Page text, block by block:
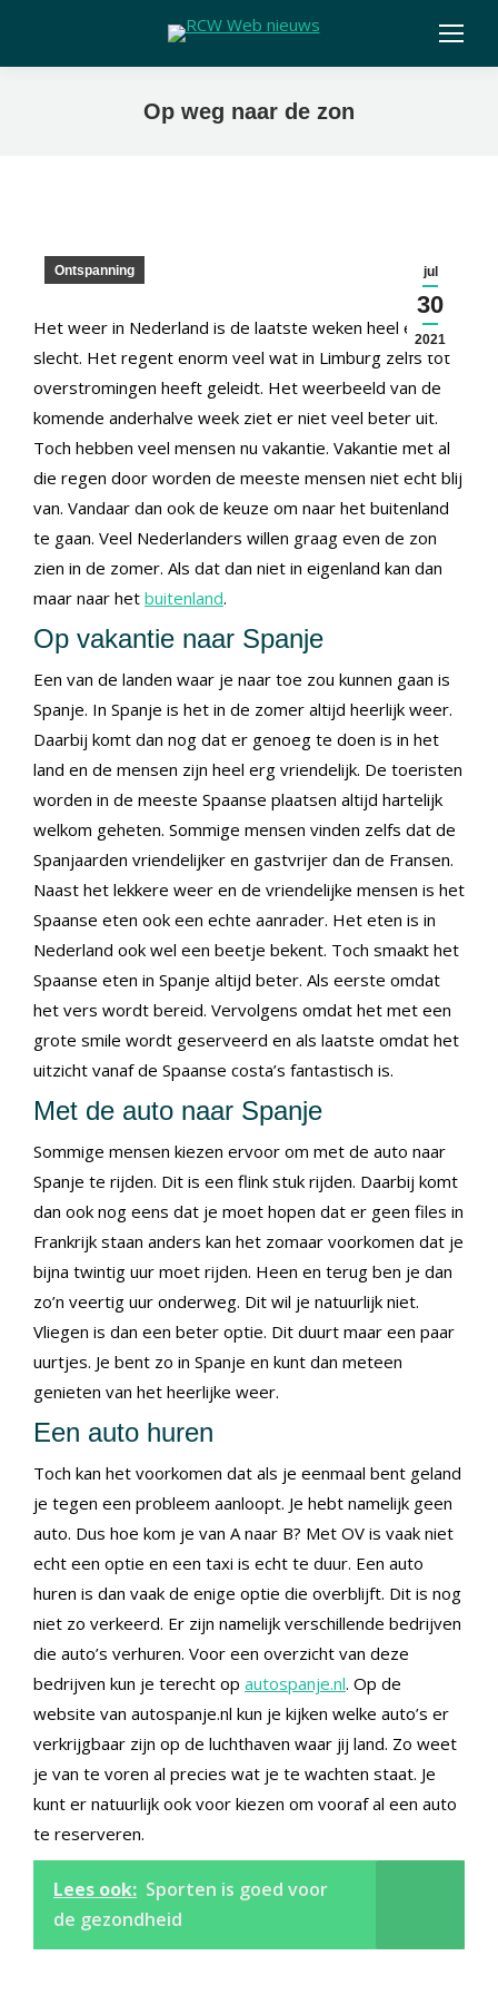
Op weg naar de zon
jul
30
2021
Ontspanning
Het weer in Nederland is de laatste weken heel erg
slecht. Het regent enorm veel wat in Limburg zelfs tot
overstromingen heeft geleidt. Het weerbeeld van de
komende anderhalve week ziet er niet veel beter uit.
Toch hebben veel mensen nu vakantie. Vakantie met al
die regen door worden de meeste mensen niet echt blij
van. Vandaar dan ook de keuze om naar het buitenland
te gaan. Veel Nederlanders willen graag even de zon
zien in de zomer. Als dat dan niet in eigenland kan dan
maar naar het buitenland.
Op vakantie naar Spanje
Een van de landen waar je naar toe zou kunnen gaan is
Spanje. In Spanje is het in de zomer altijd heerlijk weer.
Daarbij komt dan nog dat er genoeg te doen is in het
land en de mensen zijn heel erg vriendelijk. De toeristen
worden in de meeste Spaanse plaatsen altijd hartelijk
welkom geheten. Sommige mensen vinden zelfs dat de
Spanjaarden vriendelijker en gastvrijer dan de Fransen.
Naast het lekkere weer en de vriendelijke mensen is het
Spaanse eten ook een echte aanrader. Het eten is in
Nederland ook wel een beetje bekent. Toch smaakt het
Spaanse eten in Spanje altijd beter. Als eerste omdat
het vers wordt bereid. Vervolgens omdat het met een
grote smile wordt geserveerd en als laatste omdat het
uitzicht vanaf de Spaanse costa’s fantastisch is.
Met de auto naar Spanje
Sommige mensen kiezen ervoor om met de auto naar
Spanje te rijden. Dit is een flink stuk rijden. Daarbij komt
dan ook nog eens dat je moet hopen dat er geen files in
Frankrijk staan anders kan het zomaar voorkomen dat je
bijna twintig uur moet rijden. Heen en terug ben je dan
zo’n veertig uur onderweg. Dit wil je natuurlijk niet.
Vliegen is dan een beter optie. Dit duurt maar een paar
uurtjes. Je bent zo in Spanje en kunt dan meteen
genieten van het heerlijke weer.
Een auto huren
Toch kan het voorkomen dat als je eenmaal bent geland
je tegen een probleem aanloopt. Je hebt namelijk geen
auto. Dus hoe kom je van A naar B? Met OV is vaak niet
echt een optie en een taxi is echt te duur. Een auto
huren is dan vaak de enige optie die overblijft. Dit is nog
niet zo verkeerd. Er zijn namelijk verschillende bedrijven
die auto’s verhuren. Voor een overzicht van deze
bedrijven kun je terecht op autospanje.nl. Op de
website van autospanje.nl kun je kijken welke auto’s er
verkrijgbaar zijn op de luchthaven waar jij land. Zo weet
je van te voren al precies wat je te wachten staat. Je
kunt er natuurlijk ook voor kiezen om vooraf al een auto
te reserveren.
Lees ook: Sporten is goed voor
de gezondheid